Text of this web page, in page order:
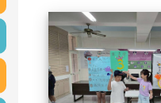
相簿列表